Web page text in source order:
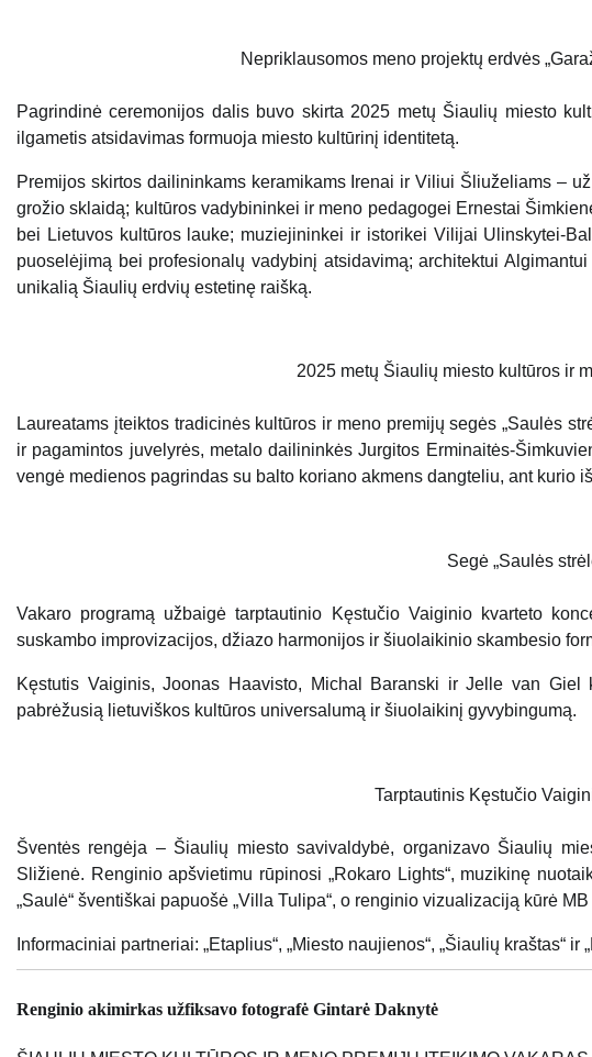
Nepriklausomos meno projektų erdvės
Pagrindinė ceremonijos dalis buvo skirta 2025 metų Šiaulių miesto
ilgametis atsidavimas formuoja miesto kultūrinį identitetą.
Premijos skirtos dailininkams keramikams Irenai ir Viliui Šliuželiams –
grožio sklaidą; kultūros vadybininkei ir meno pedagogei Ernestai
bei Lietuvos kultūros lauke; muziejininkei ir istorikei Vilijai Ulinskytei-
puoselėjimą bei profesionalų vadybinį atsidavimą; architektui
unikalią Šiaulių erdvių estetinę raišką.
2025 metų Šiaulių miesto kultūros ir
Laureatams įteiktos tradicinės kultūros ir meno premijų segės „Saulės
ir pagamintos juvelyrės, metalo dailininkės Jurgitos Erminaitės-
vengė medienos pagrindas su balto koriano akmens dangteliu, ant kurio
Segė „Saulės
Vakaro programą užbaigė tarptautinio Kęstučio Vaiginio kvarteto
suskambo improvizacijos, džiazo harmonijos ir šiuolaikinio skambesio
Kęstutis Vaiginis, Joonas Haavisto, Michal Baranski ir Jelle van Giel
pabrėžusią lietuviškos kultūros universalumą ir šiuolaikinį gyvybingumą.
Tarptautinis Kęstučio
Šventės rengėja – Šiaulių miesto savivaldybė, organizavo Šiaulių
Sližienė. Renginio apšvietimu rūpinosi „Rokaro Lights“, muzikinę
„Saulė“ šventiškai papuošė „Villa Tulipa“, o renginio vizualizaciją kūrė MB
Informaciniai partneriai: „Etaplius“, „Miesto naujienos“, „Šiaulių kraštas“ ir
Renginio akimirkas užfiksavo fotografė Gintarė Daknytė